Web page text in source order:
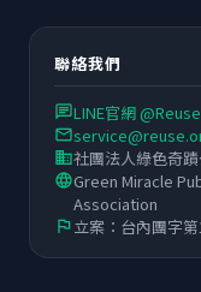
聯絡我們
chatLINE官網 @Reuse
email
business社團法人綠色奇
languageGreen Miracle
Association
flag立案：台內團字